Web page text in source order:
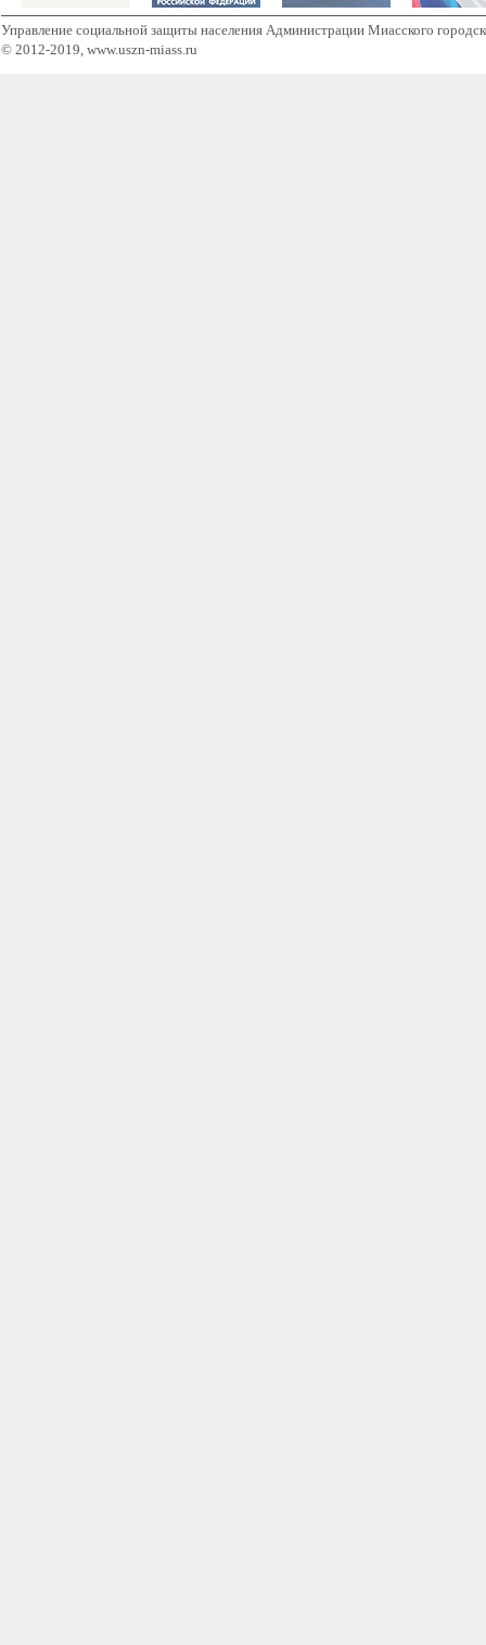
Управление социальной защиты населения Администрации Миасского
© 2012-2019, www.uszn-miass.ru